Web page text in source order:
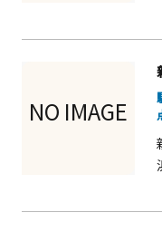
NO IMAGE